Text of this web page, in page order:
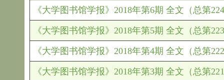
《大学图书馆学报》2018年第6期 全文（总第
《大学图书馆学报》2018年第5期 全文（总第
《大学图书馆学报》2018年第4期 全文（总第
《大学图书馆学报》2018年第3期 全文（总第